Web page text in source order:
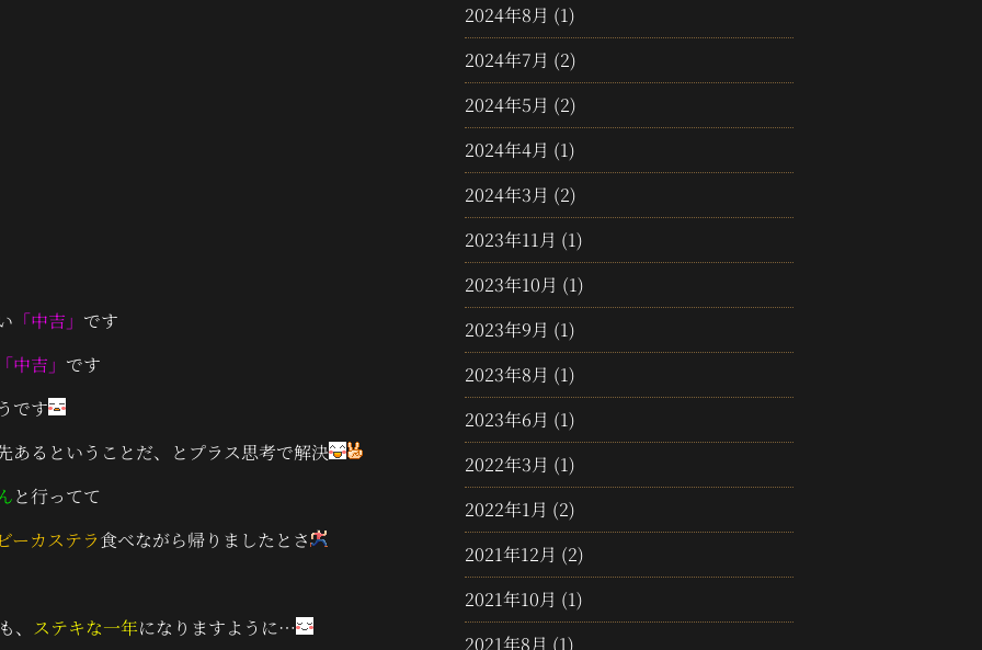
「中吉」 です
「中吉」 です
です
あるということだ、とプラス思考で解決
と行ってて
ーカステラ食べながら帰りましたとさ
ステキな一年になりますように…
2024年8月 (1)
2024年7月 (2)
2024年5月 (2)
2024年4月 (1)
2024年3月 (2)
2023年11月 (1)
2023年10月 (1)
2023年9月 (1)
2023年8月 (1)
2023年6月 (1)
2022年3月 (1)
2022年1月 (2)
2021年12月 (2)
2021年10月 (1)
2021年8月 (1)